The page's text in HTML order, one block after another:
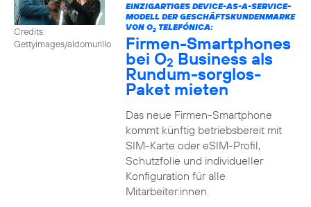
Credits:
Gettyimages/aldomurillo
EINZIGARTIGES DEVICE-AS-A-SERVICE-
MODELL DER GESCHÄFTSKUNDENMARKE
VON O2TELEFÓNICA:
Firmen-Smartphones
bei O2 Business als
Rundum-sorglos-
Paket mieten
Das neue Firmen-Smartphone
kommt künftig betriebsbereit mit
SIM-Karte oder eSIM-Profil,
Schutzfolie und individueller
Konfiguration für alle
Mitarbeiter:innen.